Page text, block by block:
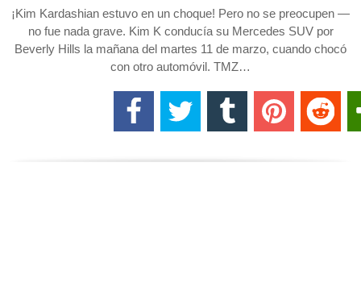
¡Kim Kardashian estuvo en un choque! Pero no se preocupen —
no fue nada grave. Kim K conducía su Mercedes SUV por
Beverly Hills la mañana del martes 11 de marzo, cuando chocó
con otro automóvil. TMZ…